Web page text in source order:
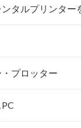
タルプリンター
プロッター